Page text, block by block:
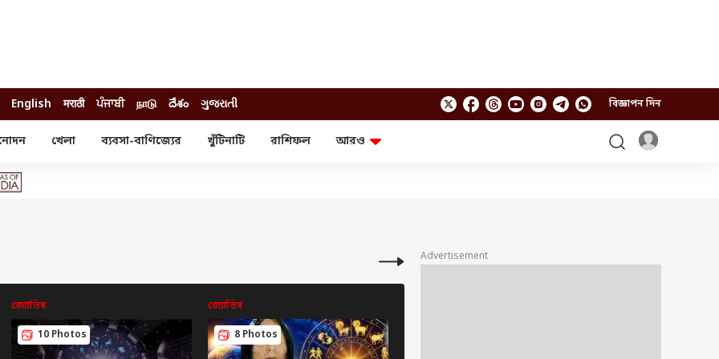
English मराठी ਪੰਜਾਬੀ நாடு దేశం ગુજરાતી বিজ্ঞাপন দিন
খেলা ব্যবসা-বাণিজ্যের খুঁটিনাটি রাশিফল
আরও
এবিপি অন দ্য স্পট
আনন্দ সকাল
যুক্তি-তক্কো
ব্র্যান্ডওয়্যার
ফল উচ্চ মাধ্যমিকের ফল
জ্যোতিষ
10 Photos
জ্যোতিষ
8 Photos
Advertisement